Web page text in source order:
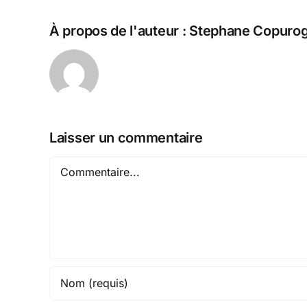
À propos de l'auteur : Stephane
Laisser un commentaire